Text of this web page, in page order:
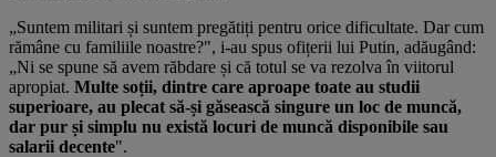
„Suntem militari și suntem pregătiți pentru orice dificultate. Dar cum
rămâne cu familiile noastre?", i-au spus ofițerii lui Putin, adăugând:
„Ni se spune să avem răbdare și că totul se va rezolva în viitorul
apropiat. Multe soții, dintre care aproape toate au studii
superioare, au plecat să-și găsească singure un loc de muncă,
dar pur și simplu nu există locuri de muncă disponibile sau
salarii decente".